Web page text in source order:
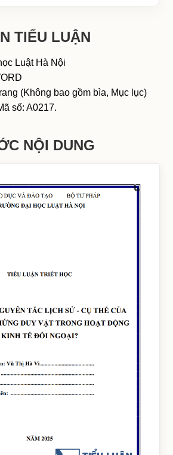
TIỂU LUẬN
Luật Hà Nội
(Không bao gồm bìa, Mục lục)
số: A0217.
NỘI DUNG